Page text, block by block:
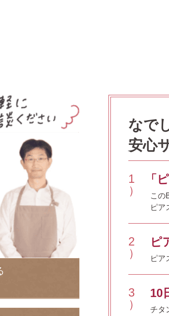
なで
安心
1
）
「
この
ピア
2
）
ピ
ピア
3
）
10
チタ